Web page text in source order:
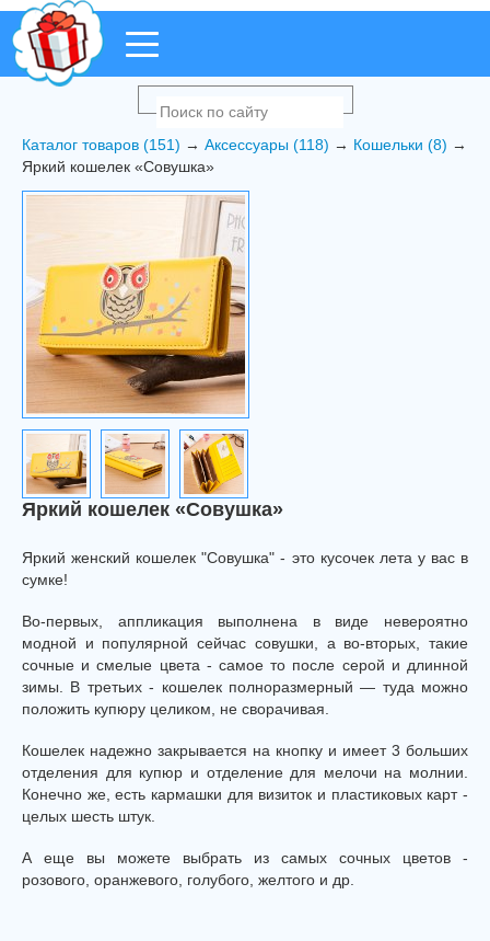
Каталог товаров (151) → Аксессуары (118) → Кошельки (8) →
Яркий кошелек «Совушка»
Яркий кошелек «Совушка»
Яркий женский кошелек "Совушка" - это кусочек лета у вас в
сумке!
Во-первых, аппликация выполнена в виде невероятно
модной и популярной сейчас совушки, а во-вторых, такие
сочные и смелые цвета - самое то после серой и длинной
зимы. В третьих - кошелек полноразмерный — туда можно
положить купюру целиком, не сворачивая.
Кошелек надежно закрывается на кнопку и имеет 3 больших
отделения для купюр и отделение для мелочи на молнии.
Конечно же, есть кармашки для визиток и пластиковых карт -
целых шесть штук.
А еще вы можете выбрать из самых сочных цветов -
розового, оранжевого, голубого, желтого и др.